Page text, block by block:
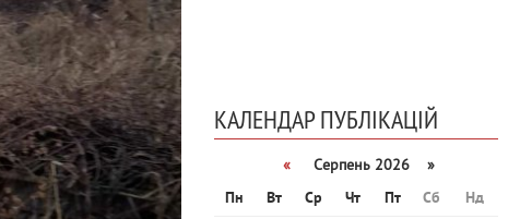
КАЛЕНДАР ПУБЛІКАЦІЙ
«
Серпень 2026 »
Пн
Вт Ср Чт Пт Сб
Нд